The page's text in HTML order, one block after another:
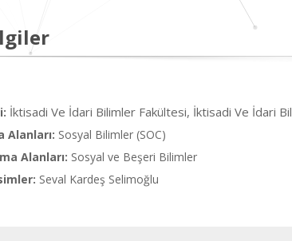
İktisadi Ve İdari Bilimler Fakültesi, İktisadi Ve İdari
Alanları: Sosyal Bilimler (SOC)
Alanları: Sosyal ve Beşeri Bilimler
Seval Kardeş Selimoğlu